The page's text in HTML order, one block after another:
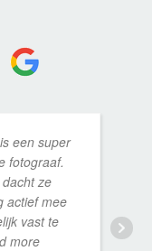
een super
fotograaf.
ze
actief mee
vast te
more